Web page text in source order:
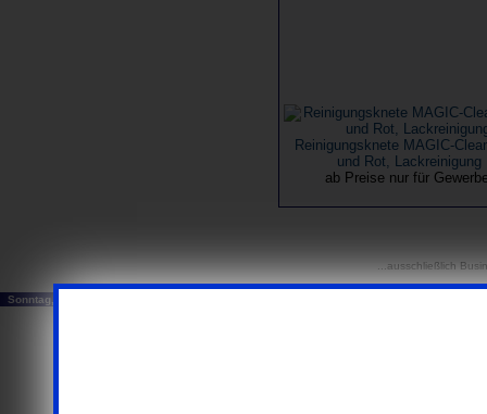
Reinigungsknete MAGIC-
und Rot, Lackreinigung
ab Preise nur für
...ausschließlich
Sonntag, 09. August 2026